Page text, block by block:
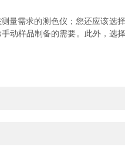
量需求的测色仪；您还应该选
动样品制备的需要。此外，选